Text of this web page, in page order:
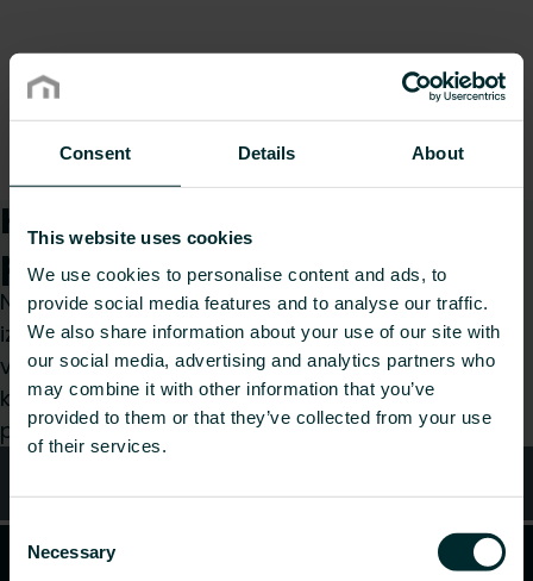
Consent Details About
This website uses cookies
We use cookies to personalise content and ads, to
provide social media features and to analyse our traffic.
We also share information about your use of our site with
our social media, advertising and analytics partners who
may combine it with other information that you’ve
provided to them or that they’ve collected from your use
of their services.
Consent
Selection
Necessary
Kā mēs varam Jums
palīdzēt?
Neatkarīgi no tā, vai esat specifikāciju
izstrādātājs, uzstādītājs, arhitekts, plānotājs,
vairumtirgotājs vai gala lietotājs, izvēlieties
kategoriju, un mēs ar prieku izskatīsim jūsu
pieprasījumu.